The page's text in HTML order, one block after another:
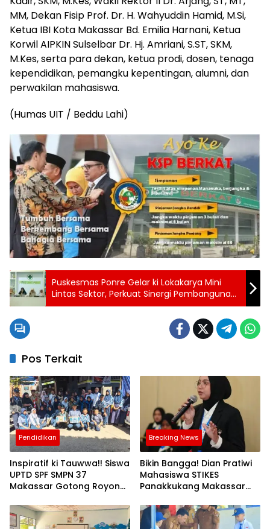
MM, Dekan Fisip Prof. Dr. H. Wahyuddin Hamid, M.Si,
Ketua IBI Kota Makassar Bd. Emilia Harnani, Ketua
Korwil AIPKIN Sulselbar Dr. Hj. Amriani, S.ST, SKM,
M.Kes, serta para dekan, ketua prodi, dosen, tenaga
kependidikan, pemangku kepentingan, alumni, dan
perwakilan mahasiswa.
(Humas UIT / Beddu Lahi)
Puskesmas Ponre Gelar ki Lokakarya Mini
Lintas Sektor, Perkuat Sinergi Pembangunan
Kesehatan di Gantarang
Pos Terkait
Pendidikan
Inspiratif ki Tauwwa!! Siswa
UPTD SPF SMPN 37
Makassar Gotong Royong
Breaking News
Bikin Bangga! Dian Pratiwi
Mahasiswa STIKES
Panakkukang Makassar
2026